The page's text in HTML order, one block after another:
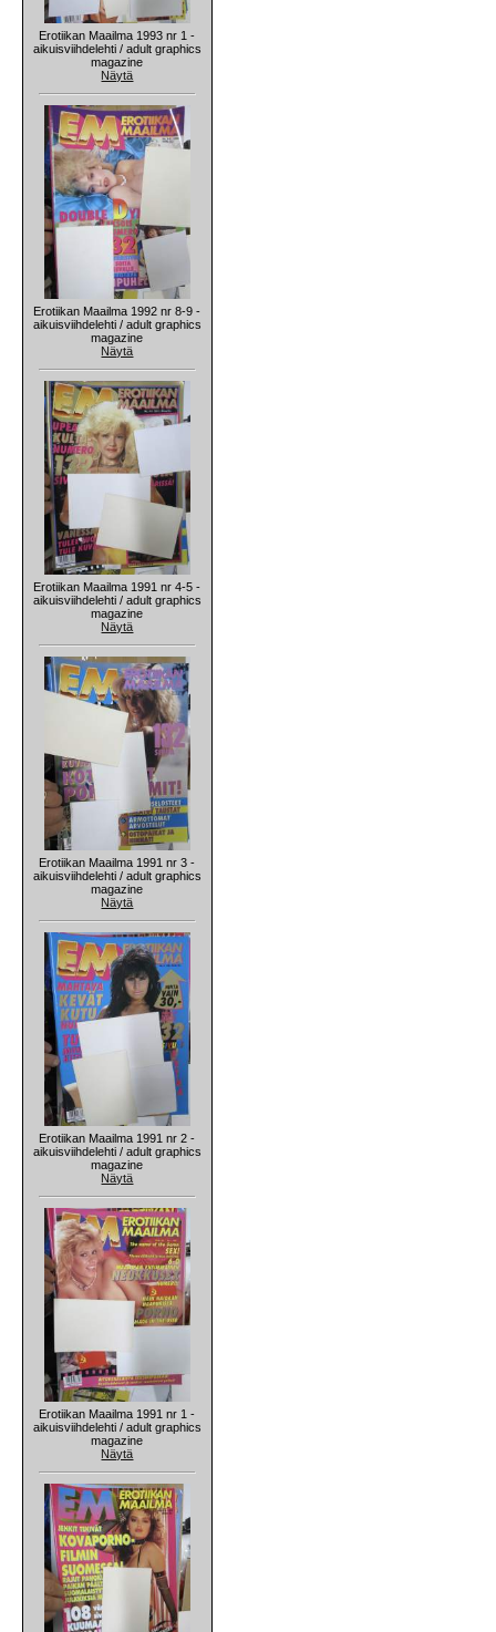
Erotiikan Maailma 1993 nr 1 -
aikuisviihdelehti / adult graphics
magazine
Näytä
Erotiikan Maailma 1992 nr 8-9 -
aikuisviihdelehti / adult graphics
magazine
Näytä
Erotiikan Maailma 1991 nr 4-5 -
aikuisviihdelehti / adult graphics
magazine
Näytä
Erotiikan Maailma 1991 nr 3 -
aikuisviihdelehti / adult graphics
magazine
Näytä
Erotiikan Maailma 1991 nr 2 -
aikuisviihdelehti / adult graphics
magazine
Näytä
Erotiikan Maailma 1991 nr 1 -
aikuisviihdelehti / adult graphics
magazine
Näytä